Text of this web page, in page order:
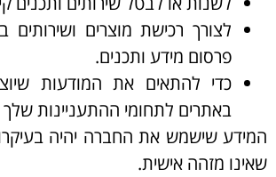
לצורך רכישת מוצרים
פרסום מידע ותכנים.
כדי להתאים את המודעות
באתרים לתחומי ההתעניינות שלך
המידע שישמש את החברה יהיה
שאינו מזהה אישית.